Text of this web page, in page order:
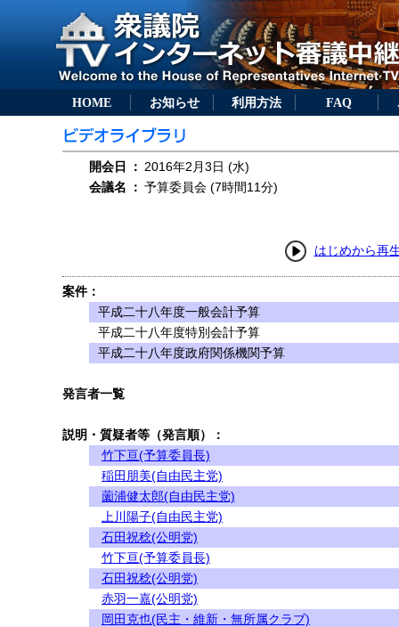
HOME お知らせ 利用方法 FAQ
開会日 ： 2016年2月3日 (水)
会議名
： 予算委員会 (7時間11分)
はじめから再
案件：
平成二十八年度一般会計予算
平成二十八年度特別会計予算
平成二十八年度政府関係機関予算
発言者一覧
説明・質疑者等（発言順）：
竹下亘(予算委員長)
稲田朋美(自由民主党)
薗浦健太郎(自由民主党)
上川陽子(自由民主党)
石田祝稔(公明党)
竹下亘(予算委員長)
石田祝稔(公明党)
赤羽一嘉(公明党)
岡田克也(民主・維新・無所属クラブ)